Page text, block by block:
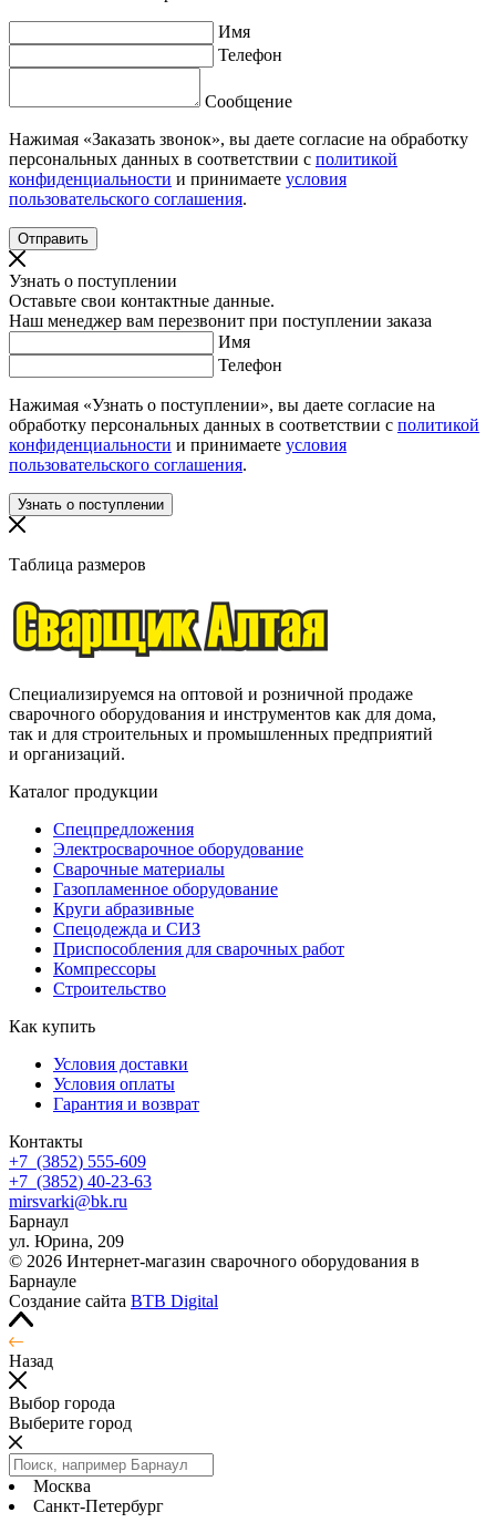
Имя
Телефон
Сообщение
Нажимая «Заказать звонок», вы даете согласие на обработку
персональных данных в соответствии с политикой
конфиденциальности и принимаете условия
пользовательского соглашения.
Узнать о поступлении
Оставьте свои контактные данные.
Наш менеджер вам перезвонит при поступлении заказа
Имя
Телефон
Нажимая «Узнать о поступлении», вы даете согласие на
обработку персональных данных в соответствии с политикой
конфиденциальности и принимаете условия
пользовательского соглашения.
Таблица размеров
Специализируемся на оптовой и розничной продаже
сварочного оборудования и инструментов как для дома,
так и для строительных и промышленных предприятий
и организаций.
Каталог продукции
Спецпредложения
Электросварочное оборудование
Сварочные материалы
Газопламенное оборудование
Круги абразивные
Спецодежда и СИЗ
Приспособления для сварочных работ
Компрессоры
Строительство
Как купить
Условия доставки
Условия оплаты
Гарантия и возврат
Контакты
+7 (3852) 555-609
+7 (3852) 40-23-63
mirsvarki@bk.ru
Барнаул
ул. Юрина, 209
© 2026 Интернет-магазин сварочного оборудования в
Барнауле
Создание сайта BTB Digital
Назад
Выбор города
Выберите город
Москва
Санкт-Петербург